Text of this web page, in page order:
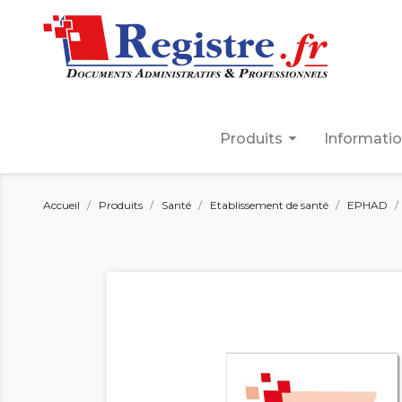
arrow_drop_down
Produits
Accueil Produits Santé Etablissement de santé EPHAD